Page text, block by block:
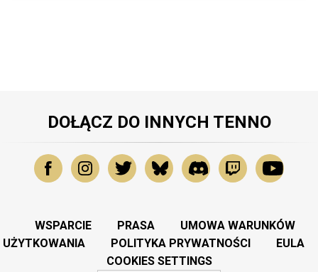
DOŁĄCZ DO INNYCH TENNO
WSPARCIE PRASA
UMOWA WARUNKÓW
UŻYTKOWANIA
POLITYKA PRYWATNOŚCI
EULA
COOKIES SETTINGS